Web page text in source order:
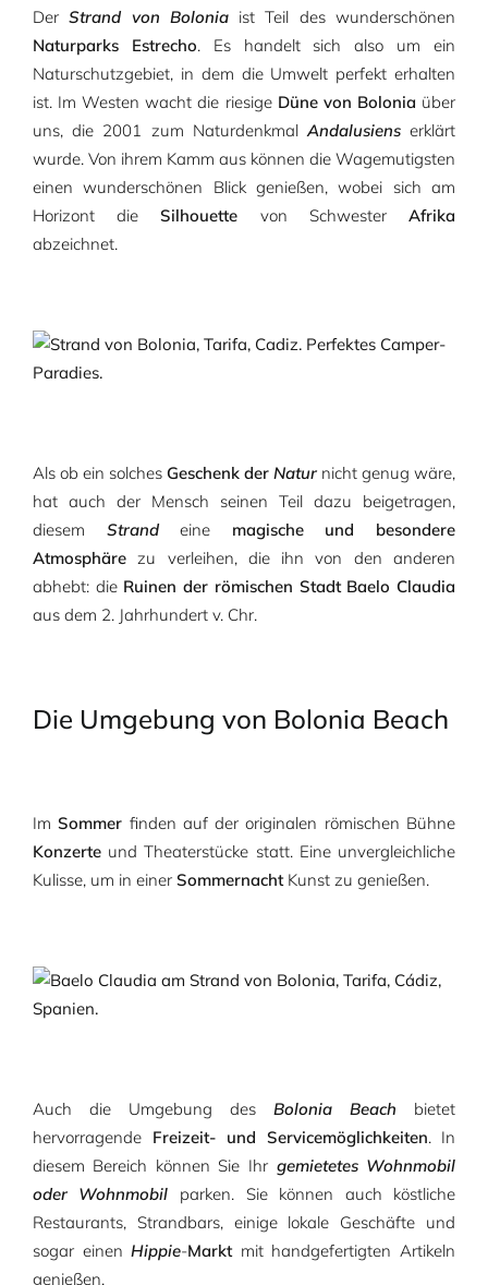
DerStrand von Boloniaist Teil des wunderschönen
Naturparks Estrecho. Es handelt sich also um ein
Naturschutzgebiet, in dem die Umwelt perfekt erhalten
ist. Im Westen wacht die riesige Düne von Bolonia über
uns, die 2001 zum NaturdenkmalAndalusienserklärt
wurde. Von ihrem Kamm aus können die Wagemutigsten
einen wunderschönen Blick genießen, wobei sich am
Horizont dieSilhouette von SchwesterAfrika
abzeichnet.
Als ob ein solches Geschenk derNatur nicht genug wäre,
hat auch der Mensch seinen Teil dazu beigetragen,
diesem Strandeine magische und besondere
Atmosphärezu verleihen, die ihn von den anderen
abhebt: die Ruinen der römischen Stadt Baelo Claudia
aus dem 2. Jahrhundert v. Chr.
Die Umgebung von Bolonia Beach
ImSommer finden auf der originalen römischen Bühne
Konzerte und Theaterstücke statt. Eine unvergleichliche
Kulisse, um in einer Sommernacht Kunst zu genießen.
Auch die Umgebung desBolonia Beach bietet
hervorragende Freizeit- und Servicemöglichkeiten. In
diesem Bereich können Sie Ihr gemietetes Wohnmobil
oder Wohnmobil parken. Sie können auch köstliche
Restaurants, Strandbars, einige lokale Geschäfte und
sogar einenHippie-Markt mit handgefertigten Artikeln
genießen.